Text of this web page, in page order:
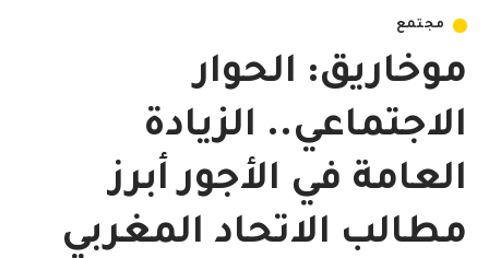
مجتمع
موخاريق: الحوار
الاجتماعي.. الزيادة
العامة في الأجور أبرز
مطالب الاتحاد المغربي